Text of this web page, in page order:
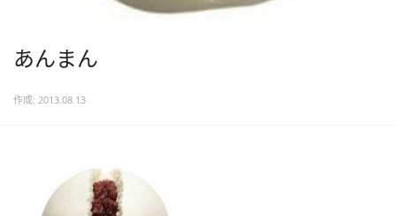
あんまん
作成: 2013.08.13